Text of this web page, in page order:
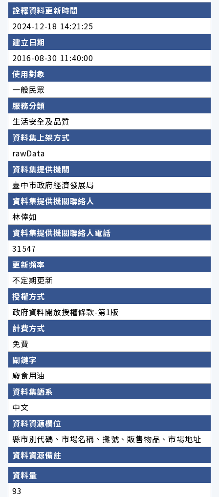
詮釋資料更新時間
2024-12-18 14:21:25
建立日期
2016-08-30 11:40:00
使用對象
一般民眾
服務分類
生活安全及品質
資料集上架方式
rawData
資料集提供機關
臺中市政府經濟發展局
資料集提供機關聯絡人
林倖如
資料集提供機關聯絡人電話
31547
更新頻率
不定期更新
授權方式
政府資料開放授權條款-第1版
計費方式
免費
關鍵字
廢食用油
資料集語系
中文
資料資源欄位
縣市別代碼、市場名稱、攤號、販售物品、市場地址
資料資源備註
資料量
93